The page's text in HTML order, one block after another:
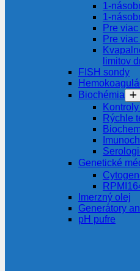
1-
1-
Pre
Pre
limitov
FISH sondy
Biochémia
Rýchle
Genetické
Imerzný olej
Generátory
pH pufre